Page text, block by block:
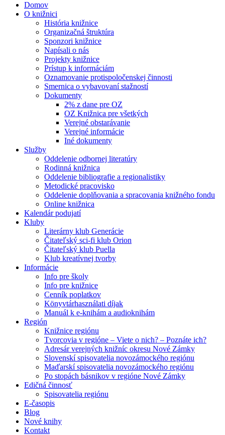
Domov
O knižnici
História knižnice
Organizačná štruktúra
Sponzori knižnice
Napísali o nás
Projekty knižnice
Prístup k informáciám
Oznamovanie protispoločenskej činnosti
Smernica o vybavovaní stažností
Dokumenty
2% z dane pre OZ
OZ Knižnica pre všetkých
Verejné obstarávanie
Verejné informácie
Iné dokumenty
Služby
Oddelenie odbornej literatúry
Rodinná knižnica
Oddelenie bibliografie a regionalistiky
Metodické pracovisko
Oddelenie doplňovania a spracovania knižného fondu
Online knižnica
Kalendár podujatí
Kluby
Literárny klub Generácie
Čitateľský sci-fi klub Orion
Čitateľský klub Puella
Klub kreatívnej tvorby
Informácie
Info pre školy
Info pre knižnice
Cenník poplatkov
Könyvtárhasználati díjak
Manuál k e-knihám a audioknihám
Región
Knižnice regiónu
Tvorcovia v regióne – Viete o nich? – Poznáte ich?
Adresár verejných knižníc okresu Nové Zámky
Slovenskí spisovatelia novozámockého regiónu
Maďarskí spisovatelia novozámockého regiónu
Po stopách básnikov v regióne Nové Zámky
Edičná činnosť
Spisovatelia regiónu
E-časopis
Blog
Nové knihy
Kontakt